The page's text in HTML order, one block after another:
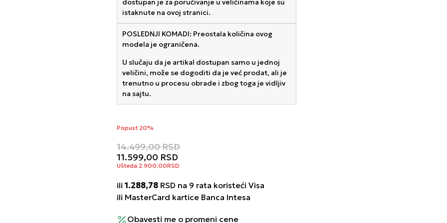
dostupan je za poručivanje u veličinama koje su
istaknute na ovoj stranici.
POSLEDNJI KOMADI: Preostala količina ovog
modela je ograničena.
U slučaju da je artikal dostupan samo u jednoj
veličini, može se dogoditi da je već prodat, ali je
trenutno u procesu obrade i zbog toga je vidljiv
na sajtu.
Popust 20%
14.499,00RSD
11.599,00 RSD
Ušteda:2.900,00RSD
ili 1.288,78 RSD na 9 rata koristeći Visa
ili MasterCard kartice Banca Intesa
Obavesti me o promeni cene